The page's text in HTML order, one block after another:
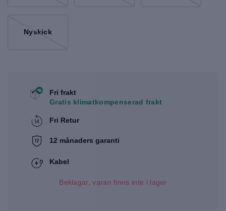
Nyskick
Fri frakt
Gratis klimatkompenserad frakt
Fri Retur
12 månaders garanti
Kabel
Beklagar, varan finns inte i lager